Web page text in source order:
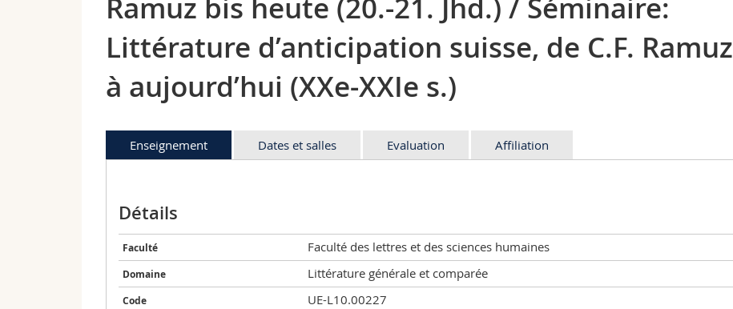
Ramuz bis heute (20.-21. Jhd.) / Séminaire:
Littérature d’anticipation suisse, de C.F. Ramuz
à aujourd’hui (XXe-XXIe s.)
Enseignement Dates et salles Evaluation Affiliation
Détails
Faculté Faculté des lettres et des sciences humaines
Domaine Littérature générale et comparée
Code UE-L10.00227